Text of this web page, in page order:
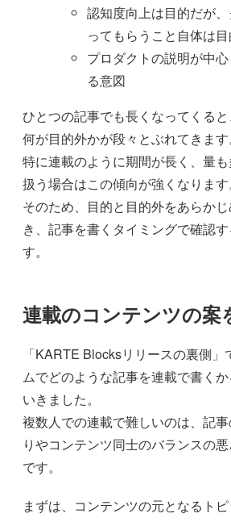
認知度向上は目的だが
ってもらうこと自体は
プロダクトの説明が中
る意図
ひとつの記事でも長くなってくる
何が目的外かが段々とぶれてきます
特に連載のように期間が長く、量
扱う場合はこの傾向が強くなります
そのため、目的と目的外をあらか
き、記事を書くタイミングで確認
す。
連載のコンテンツの案
「KARTE Blocksリリースの裏側
ムでどのような記事を連載で書く
いきました。
複数人での連載で難しいのは、記
りやコンテンツ同士のバランスの
です。
まずは、コンテンツの元となるト